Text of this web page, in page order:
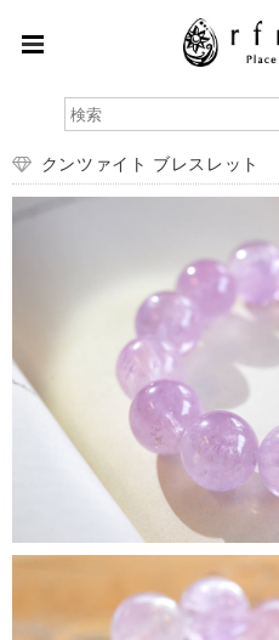
クンツァイト ブレスレット